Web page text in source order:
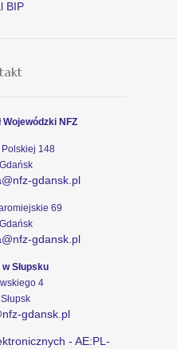
BIP
Wojewódzki NFZ
148
gdansk.pl
69
gdansk.pl
Słupsku
4
gdansk.pl
- AE:PL-